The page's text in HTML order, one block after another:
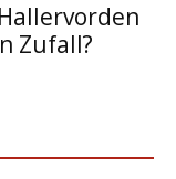
Zufall?